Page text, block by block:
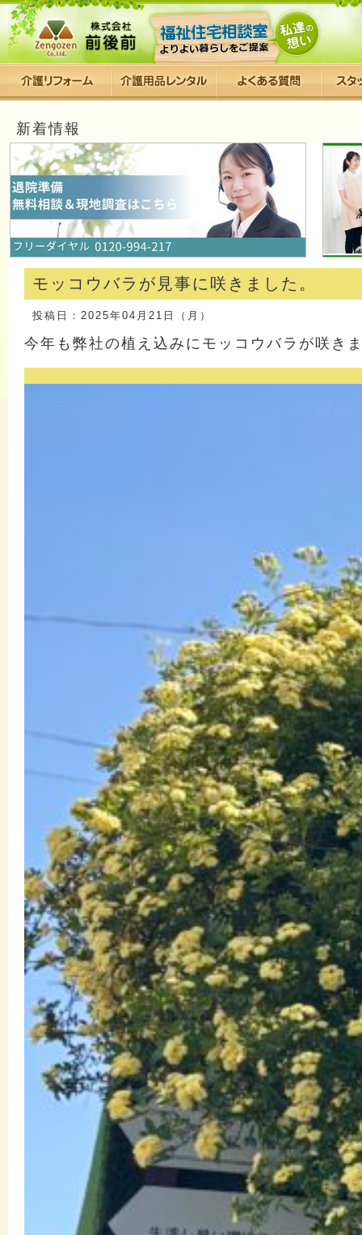
新着情報
モッコウバラが見事に咲きました。
投稿日：2025年04月21日（月）
今年も弊社の植え込みにモッコウバラが咲き